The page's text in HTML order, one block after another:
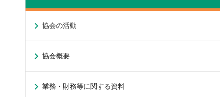
協会の活動
協会概要
業務・財務等に関する資料